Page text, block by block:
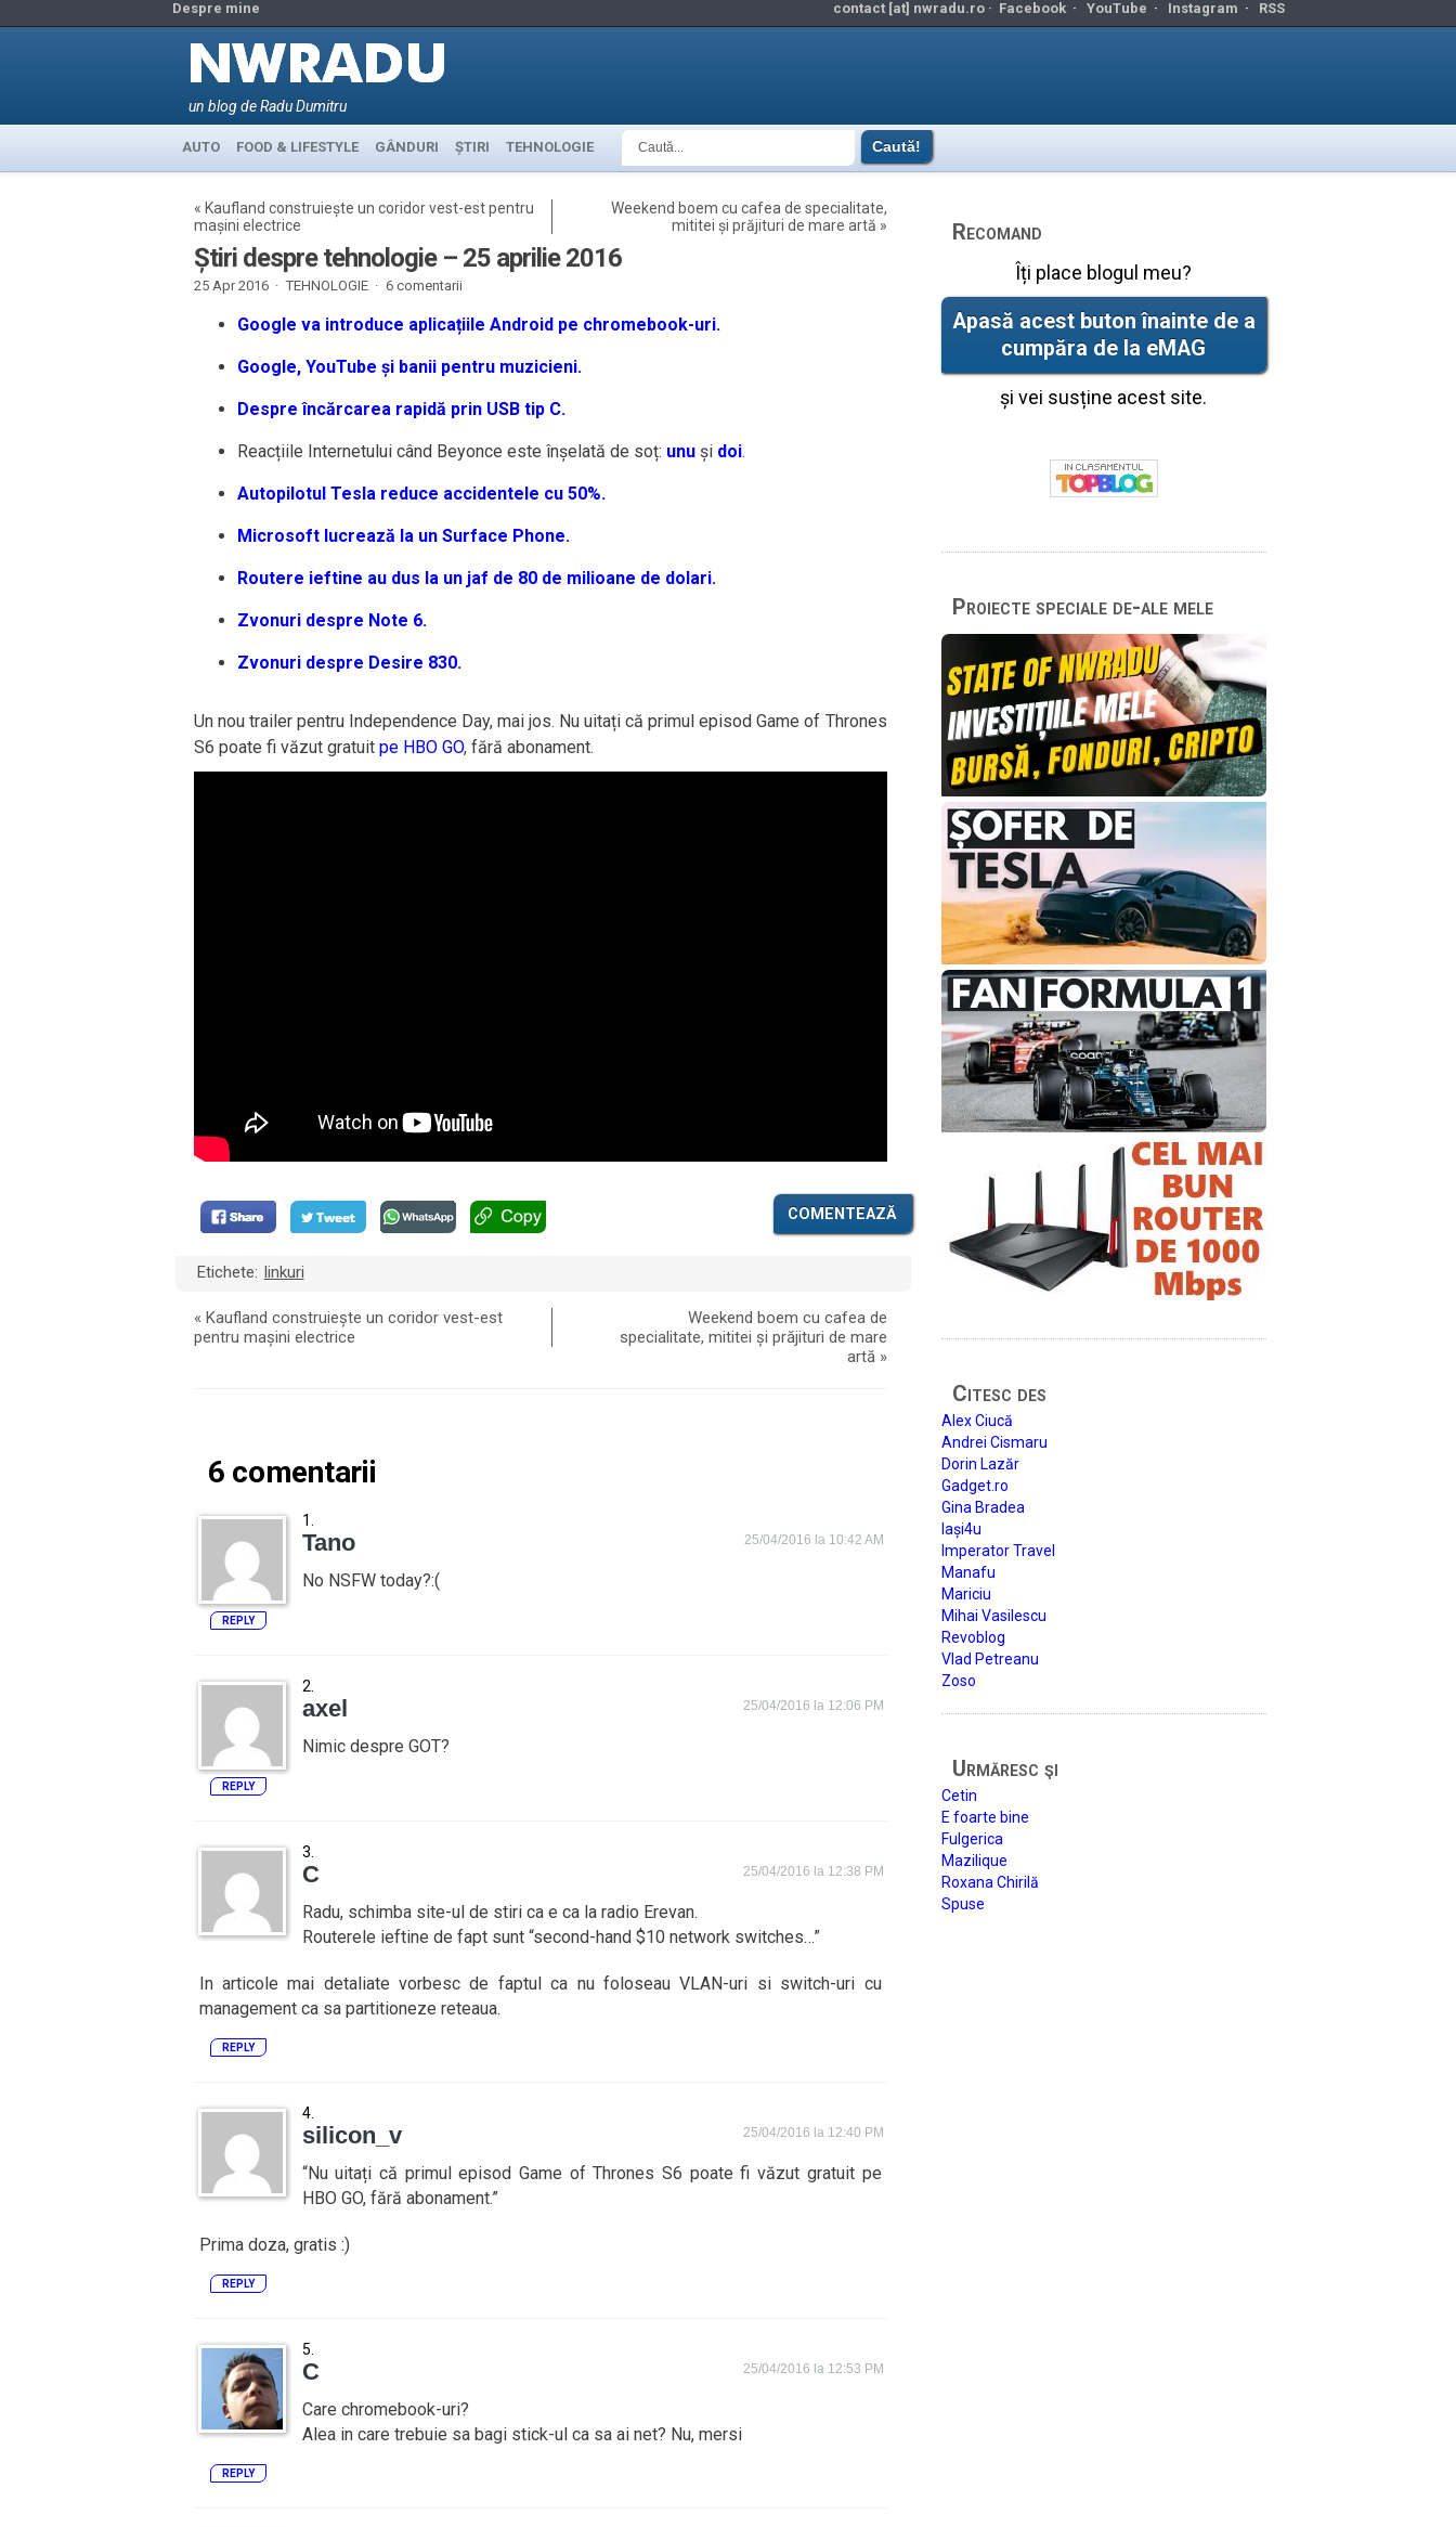
Despre mine contact [at] nwradu.ro · Facebook· YouTube · Instagram · RSS
un blog de Radu Dumitru
AUTO FOOD & LIFESTYLE GÂNDURI ȘTIRI TEHNOLOGIE
« Kaufland construiește un coridor vest-est pentru
mașini electrice
Weekend boem cu cafea de specialitate,
mititei și prăjituri de mare artă »
Știri despre tehnologie – 25 aprilie 2016
25 Apr 2016 · TEHNOLOGIE· 6 comentarii
Google va introduce aplicațiile Android pe chromebook-uri.
Google, YouTube și banii pentru muzicieni.
Despre încărcarea rapidă prin USB tip C.
Reacțiile Internetului când Beyonce este înșelată de soț: unuși doi.
Autopilotul Tesla reduce accidentele cu 50%.
Microsoft lucrează la un Surface Phone.
Routere ieftine au dus la un jaf de 80 de milioane de dolari.
Zvonuri despre Note 6.
Zvonuri despre Desire 830.
Un nou trailer pentru Independence Day, mai jos. Nu uitați că primul episod Game of Thrones
S6 poate fi văzut gratuit pe HBO GO, fără abonament.
COMENTEAZĂ
Etichete: linkuri
« Kaufland construiește un coridor vest-est
pentru mașini electrice
Weekend boem cu cafea de
specialitate, mititei și prăjituri de mare
artă»
6 comentarii
Tano 25/04/2016 la 10:42 AM
No NSFW today?:(
REPLY
axel 25/04/2016 la 12:06 PM
Nimic despre GOT?
REPLY
C 25/04/2016 la 12:38 PM
Radu, schimba site-ul de stiri ca e ca la radio Erevan.
Routerele ieftine de fapt sunt “second-hand $10 network switches…”
In articole mai detaliate vorbesc de faptul ca nu foloseau VLAN-uri si switch-uri cu
management ca sa partitioneze reteaua.
REPLY
silicon_v 25/04/2016 la 12:40 PM
“Nu uitați că primul episod Game of Thrones S6 poate fi văzut gratuit pe
HBO GO, fără abonament.”
Prima doza, gratis :)
REPLY
C 25/04/2016 la 12:53 PM
Care chromebook-uri?
Alea in care trebuie sa bagi stick-ul ca sa ai net? Nu, mersi
REPLY
Recomand
Îți place blogul meu?
Apasă acest buton înainte de a
cumpăra de la eMAG
și vei susține acest site.
Proiecte speciale de-ale mele
Citesc des
Alex Ciucă
Andrei Cismaru
Dorin Lazăr
Gadget.ro
Gina Bradea
Iași4u
Imperator Travel
Manafu
Mariciu
Mihai Vasilescu
Revoblog
Vlad Petreanu
Zoso
Urmăresc şi
Cetin
E foarte bine
Fulgerica
Mazilique
Roxana Chirilă
Spuse